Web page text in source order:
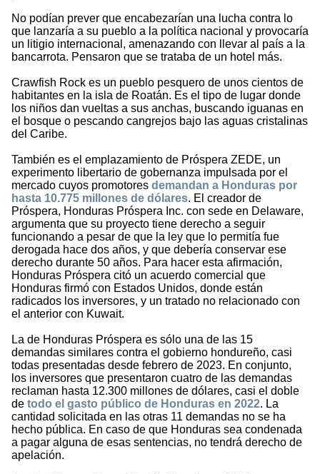
No podían prever que encabezarían una lucha contra lo
que lanzaría a su pueblo a la política nacional y provocaría
un litigio internacional, amenazando con llevar al país a la
bancarrota. Pensaron que se trataba de un hotel más.
Crawfish Rock es un pueblo pesquero de unos cientos de
habitantes en la isla de Roatán. Es el tipo de lugar donde
los niños dan vueltas a sus anchas, buscando iguanas en
el bosque o pescando cangrejos bajo las aguas cristalinas
del Caribe.
También es el emplazamiento de Próspera ZEDE, un
experimento libertario de gobernanza impulsada por el
mercado cuyos promotores demandan a Honduras por
hasta 10.775 millones de dólares. El creador de
Próspera, Honduras Próspera Inc. con sede en Delaware,
argumenta que su proyecto tiene derecho a seguir
funcionando a pesar de que la ley que lo permitía fue
derogada hace dos años, y que debería conservar ese
derecho durante 50 años. Para hacer esta afirmación,
Honduras Próspera citó un acuerdo comercial que
Honduras firmó con Estados Unidos, donde están
radicados los inversores, y un tratado no relacionado con
el anterior con Kuwait.
La de Honduras Próspera es sólo una de las 15
demandas similares contra el gobierno hondureño, casi
todas presentadas desde febrero de 2023. En conjunto,
los inversores que presentaron cuatro de las demandas
reclaman hasta 12.300 millones de dólares, casi el doble
de todo el gasto público de Honduras en 2022. La
cantidad solicitada en las otras 11 demandas no se ha
hecho pública. En caso de que Honduras sea condenada
a pagar alguna de esas sentencias, no tendrá derecho de
apelación.